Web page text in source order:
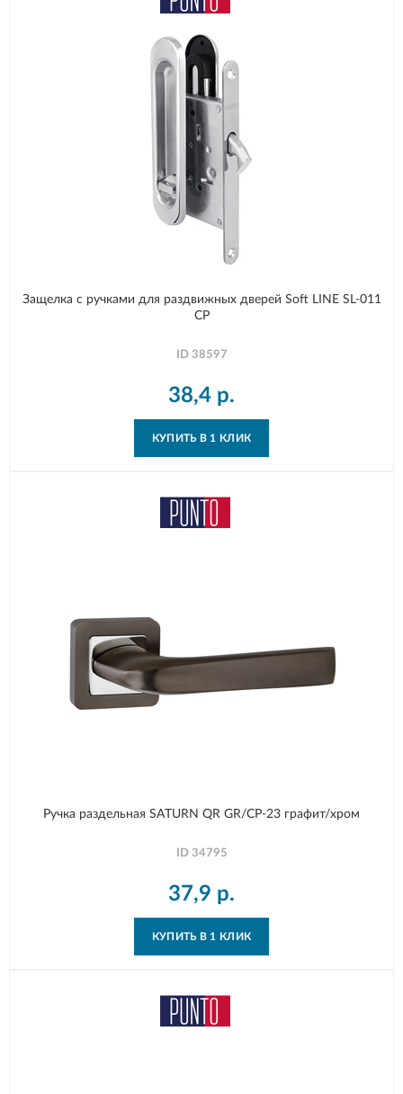
Защелка с ручками для раздвижных дверей Soft LINE SL-011
CP
ID 38597
38,4 р.
КУПИТЬ В 1 КЛИК
Ручка раздельная SATURN QR GR/CP-23 графит/хром
ID 34795
37,9 р.
КУПИТЬ В 1 КЛИК